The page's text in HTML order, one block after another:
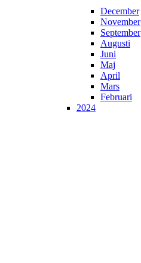
December
November
September
Augusti
Juni
Maj
April
Mars
Februari
2024